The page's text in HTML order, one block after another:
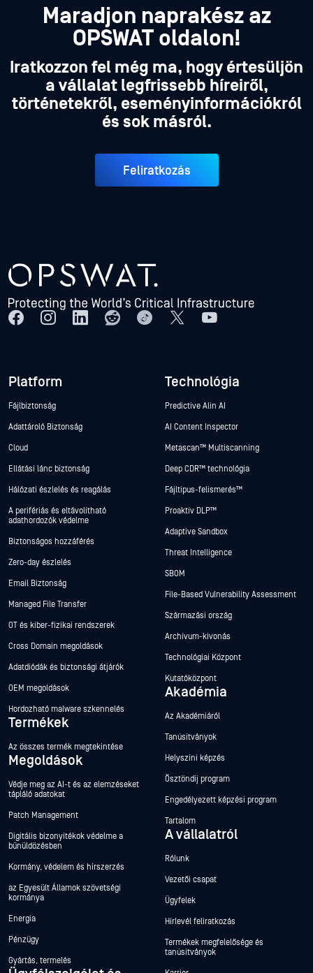
Maradjon naprakész az
OPSWAT oldalon!
Iratkozzon fel még ma, hogy értesüljön
a vállalat legfrissebb híreiről,
történetekről, eseményinformációkról
és sok másról.
Feliratkozás
Platform
Fájlbiztonság
Adattároló Biztonság
Cloud
Ellátási lánc biztonság
Hálózati észlelés és reagálás
A perifériás és eltávolítható
adathordozók védelme
Biztonságos hozzáférés
Zero-day észlelés
Email Biztonság
Managed File Transfer
OT és kiber-fizikai rendszerek
Cross Domain megoldások
Adatdiódák és biztonsági átjárók
OEM megoldások
Hordozható malware szkennelés
Termékek
Az összes termék megtekintése
Megoldások
Védje meg az AI-t és az elemzéseket
tápláló adatokat
Patch Management
Digitális bizonyítékok védelme a
bűnüldözésben
Kormány, védelem és hírszerzés
az Egyesült Államok szövetségi
kormánya
Energia
Pénzügy
Gyártás, termelés
Technológia
Predictive Alin AI
AI Content Inspector
Metascan™ Multiscanning
Deep CDR™ technológia
Fájltípus-felismerés™
Proaktív DLP™
Adaptive Sandbox
Threat Intelligence
SBOM
File-Based Vulnerability Assessment
Származási ország
Archívum-kivonás
Technológiai Központ
Kutatóközpont
Akadémia
Az Akadémiáról
Tanúsítványok
Helyszíni képzés
Ösztöndíj program
Engedélyezett képzési program
Tartalom
A vállalatról
Rólunk
Vezetői csapat
Ügyfelek
Hírlevél feliratkozás
Termékek megfelelősége és
tanúsítványok